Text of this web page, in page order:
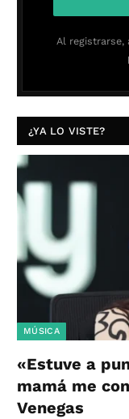
Al
¿YA LO VISTE?
MÚSICA
«Estuve a
mamá me
Venegas